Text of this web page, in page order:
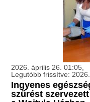
2026. április 26. 01:05,
Legutóbb frissítve:
Ingyenes
szűrést